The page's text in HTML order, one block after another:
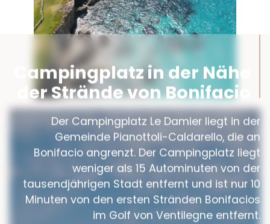
Campingplatz in der Nähe
der Strände von Bonifacio
Der Campingplatz Le Damier liegt in der
Gemeinde Pianottoli-Caldarello, die an
Bonifacio angrenzt. Der Campingplatz liegt
weniger als 15 Autominuten von der
tausendjährigen Stadt entfernt und ist nur 10
Minuten von den ersten Stränden Bonifacios
im Golf von Ventilegne entfernt.